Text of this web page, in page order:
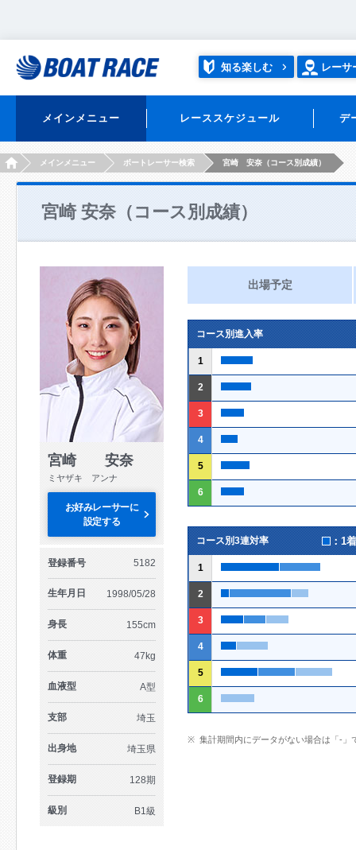
知る楽しむ レーサ
メインメニュー レーススケジュール デ
HOMEメインメニュー ボートレーサー検索 宮崎 安奈（コース別成績）
宮崎 安奈（コース別成績）
宮崎 安奈
ミヤザキ アンナ
お好みレーサーに
設定する
登録番号 5182
生年月日 1998/05/28
身長 155cm
体重 47kg
血液型 A型
支部 埼玉
出身地 埼玉県
登録期 128期
級別 B1級
出場予定
コース別進入率
1
2
3
4
5
6
コース別3連対率 ：1
1
2
3
4
5
6
集計期間内にデータがない場合は「-」